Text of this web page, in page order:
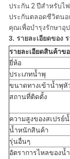
ประกัน 2 ปีสำหรับไ
ประกันตลอดชีวิตนอ
คุณเพื่อบำรุงรักษาอุ
3. รายละเอียดของ
รายละเอียดสินค้าข
ยี่ห้อ
ประเภทน้ำพุ
ขนาดทางเข้าน้ำพุหั
สถานที่ติดตั้ง
ความสูงของสเปรย์
น้ำหนักสินค้า
รุ่นอื่นๆ
อัตราการไหลของน้ำ